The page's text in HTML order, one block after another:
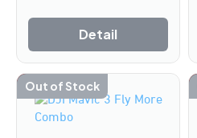
Detail
-6%
Out of Stock
Produk
ini